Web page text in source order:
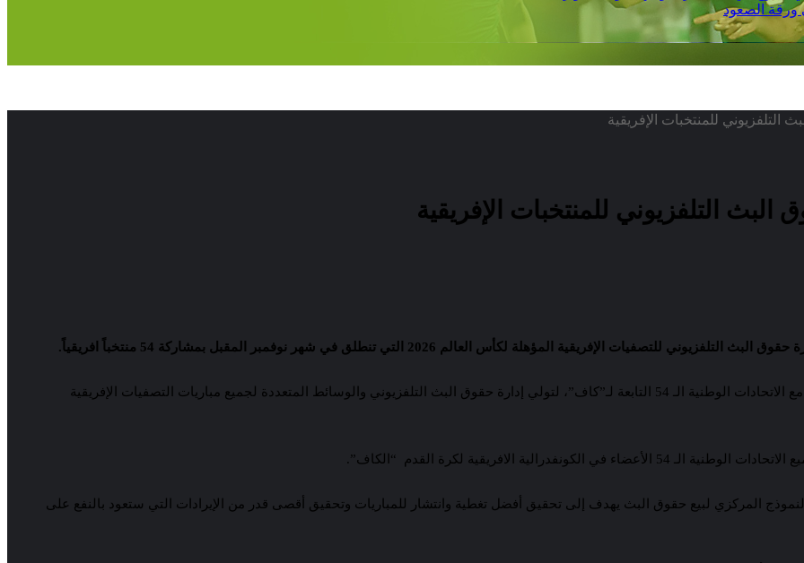
ورقة الصعود
الإفريقية المؤهلة لكأس العالم 2026 التي تنطلق في شهر نوفمبر المقبل بمشاركة 54 منتخباً افريقياً.
في بيان على موقعها الرسمي، أفادت الفيفا أنها توصلت إلى اتفاق مع الاتحادات الوطنية الـ 54 التابعة لـ”كاف”، لتولي إدارة حقوق البث التلفزيوني والوسائط المتعددة لجميع مباريات التصفيات الإفريقية
الافريقية لكرة القدم “الكاف”.
المركزي لبيع حقوق البث يهدف إلى تحقيق أفضل تغطية وانتشار للمباريات وتحقيق أقصى قدر من الإيرادات التي ستعود بالنفع على